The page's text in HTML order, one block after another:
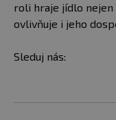
roli hraje jídlo nejen
ovlivňuje i jeho
Sleduj nás: